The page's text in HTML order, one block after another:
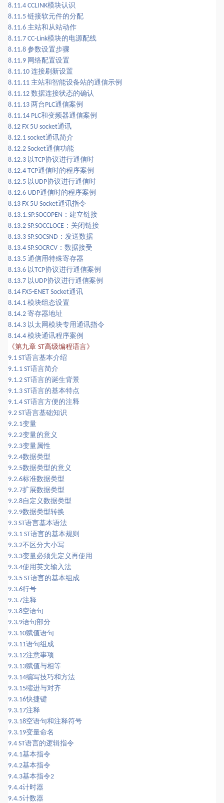
8.11.4 CCLINK模块认识
8.11.5 链接软元件的分配
8.11.6 主站和从站动作
8.11.7 CC-Link模块的电源配线
8.11.8 参数设置步骤
8.11.9 网络配置设置
8.11.10 连接刷新设置
8.11.11 主站和智能设备站的通信示例
8.11.12 数据连接状态的确认
8.11.13 两台 PLC通信案例
8.11.14 PLC和变频器通信案例
8.12 FX 5U socket通讯
8.12.1 socket通讯简介
8.12.2 Socket通信功能
8.12.3 以TCP协议进行通信时
8.12.4 TCP通信时的程序案例
8.12.5 以 UDP协议进行通信时
8.12.6 UDP通信时的程序案例
8.13 FX 5U Socket通讯指令
8.13.1.SP.SOCOPEN ：建立链接
8.13.2 SP.SOCCLOCE ：关闭链接
8.13.3 SP.SOCSND ：发送数据
8.13.4 SP.SOCRCV ：数据接受
8.13.5 通信用特殊寄存器
8.13.6 以TCP协议进行通信案例
8.13.7 以 UDP协议进行通信案例
8.14 FX5-ENET Socket通讯
8.14.1 模块组态设置
8.14.2 寄存器地址
8.14.3 以太网模块专用通讯指令
8.14.4 模块通讯程序案例
《第九章 ST高级编程语言》
9.1 ST语言基本介绍
9.1.1 ST语言简介
9.1.2 ST语言的诞生背景
9.1.3 ST语言的基本特点
9.1.4 ST语言方便的注释
9.2 ST语言基础知识
9.2.1变量
9.2.2变量的意义
9.2.3变量属性
9.2.4数据类型
9.2.5数据类型的意义
9.2.6标准数据类型
9.2.7扩展数据类型
9.2.8自定义数据类型
9.2.9数据类型转换
9.3 ST语言基本语法
9.3.1 ST语言的基本规则
9.3.2不区分大小写
9.3.3变量必须先定义再使用
9.3.4使用英文输入法
9.3.5 ST语言的基本组成
9.3.6行号
9.3.7注释
9.3.8空语句
9.3.9语句部分
9.3.10赋值语句
9.3.11语句组成
9.3.12注意事项
9.3.13赋值与相等
9.3.14编写技巧和方法
9.3.15缩进与对齐
9.3.16快捷键
9.3.17注释
9.3.18空语句和注释符号
9.3.19变量命名
9.4 ST语言的逻辑指令
9.4.1基本指令
9.4.2基本指令
9.4.3基本指令2
9.4.4计时器
9.4.5计数器